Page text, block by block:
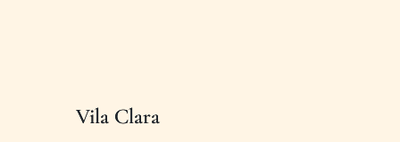
Vila Clara